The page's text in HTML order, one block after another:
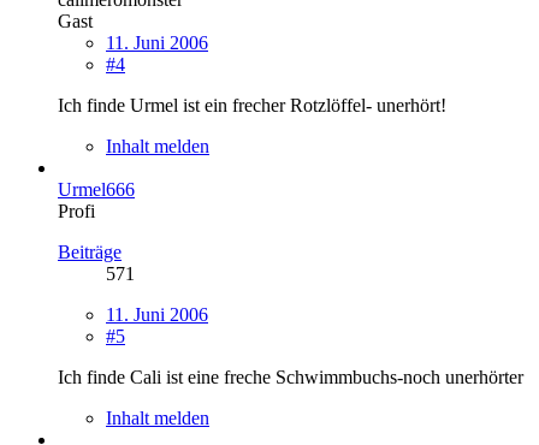
Gast
11. Juni 2006
#4
Ich finde Urmel ist ein frecher Rotzlöffel- unerhört!
Inhalt melden
Urmel666
Profi
Beiträge
571
11. Juni 2006
#5
Ich finde Cali ist eine freche Schwimmbuchs-noch unerhörter
Inhalt melden